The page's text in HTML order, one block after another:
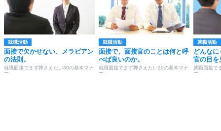
就職活動
面接で欠かせない、メラビアン
の法則。
就職面接でまず押さえたい30の基本マナ
ー
就職活動
面接で、面接官のことは何と呼
べば良いのか。
就職面接でまず押さえたい30の基本マナ
ー
就職活動
どんな
官の目を
就職面接で
ー